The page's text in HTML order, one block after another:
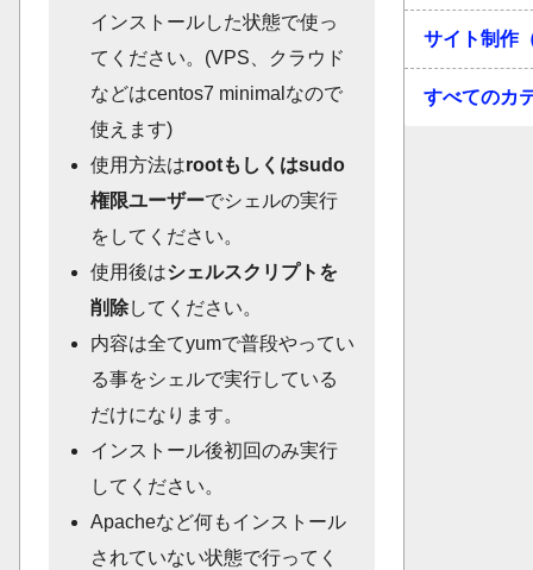
インストールした状態で使っ
てください。(VPS、クラウド
などはcentos7 minimalなので
使えます)
使用方法はrootもしくはsudo
権限ユーザーでシェルの実行
をしてください。
使用後はシェルスクリプトを
削除してください。
内容は全てyumで普段やってい
る事をシェルで実行している
だけになります。
インストール後初回のみ実行
してください。
Apacheなど何もインストール
されていない状態で行ってく
サイト制作
すべてのカ